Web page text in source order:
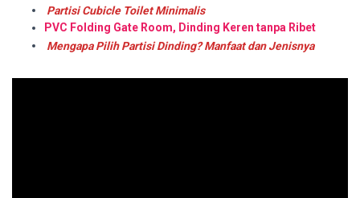
Partisi Cubicle Toilet Minimalis
PVC Folding Gate Room, Dinding Keren tanpa Ribet
Mengapa Pilih Partisi Dinding? Manfaat dan Jenisnya